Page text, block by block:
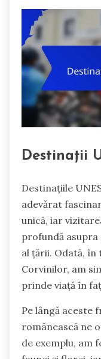
Destinații
Destinațiile
adevărat
unică, iar
profundă
al țării. Odată, în
Corvinilor, am
prinde viață în
Pe lângă aceste
românească ne
de exemplu, am